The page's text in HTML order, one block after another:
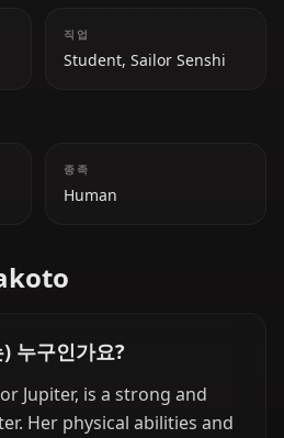
직업
Student, Sailor Senshi
종족
Human
누구인가요?
Jupiter, is a strong and
Her physical abilities and